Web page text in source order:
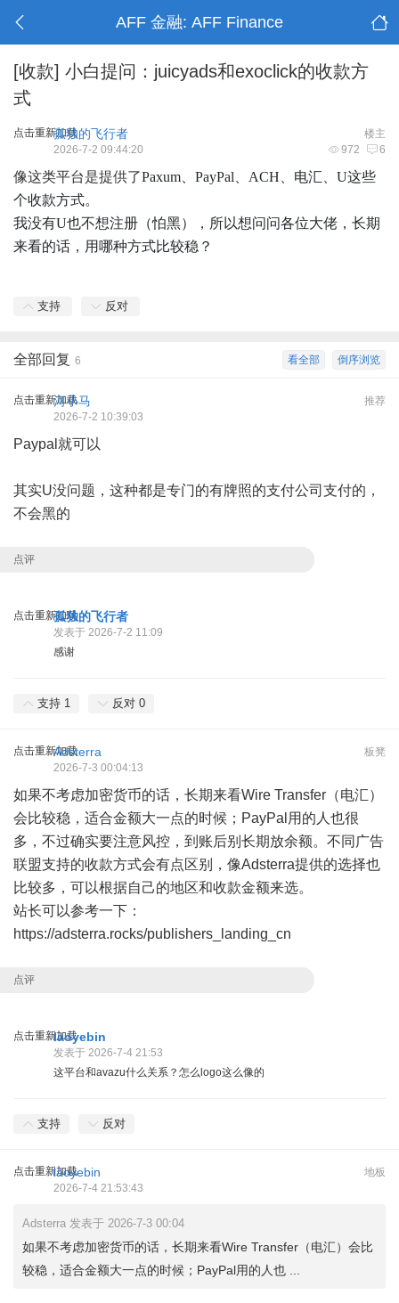
AFF 金融: AFF Finance
[收款] 小白提问：juicyads和exoclick的收款方
式
点击重新加载 楼主
孤独的飞行者
972 6
2026-7-2 09:44:20
像这类平台是提供了Paxum、 PayPal、ACH、电汇、U这些
个收款方式。
我没有U也不想注册（怕黑），所以想问问各位大佬，长期
来看的话，用哪种方式比较稳？
支持 反对
倒序浏览
看全部
全部回复 6
点击重新加载 推荐
河小马
2026-7-2 10:39:03
Paypal就可以
其实U没问题，这种都是专门的有牌照的支付公司支付的，
不会黑的
点评
点击重新加载孤独的飞行者
发表于 2026-7-2 11:09
感谢
支持 1 反对 0
点击重新加载 板凳
Adsterra
2026-7-3 00:04:13
如果不考虑加密货币的话，长期来看Wire Transfer（电汇）
会比较稳，适合金额大一点的时候；PayPal用的人也很
多，不过确实要注意风控，到账后别长期放余额。不同广告
联盟支持的收款方式会有点区别，像Adsterra提供的选择也
比较多，可以根据自己的地区和收款金额来选。
站长可以参考一下：
https://adsterra.rocks/publishers_landing_cn
点评
点击重新加载laoyebin
发表于 2026-7-4 21:53
这平台和avazu什么关系？怎么logo这么像的
支持 反对
点击重新加载 地板
laoyebin
2026-7-4 21:53:43
Adsterra 发表于 2026-7-3 00:04
如果不考虑加密货币的话，长期来看Wire Transfer（电汇）会比
较稳，适合金额大一点的时候；PayPal用的人也 ...